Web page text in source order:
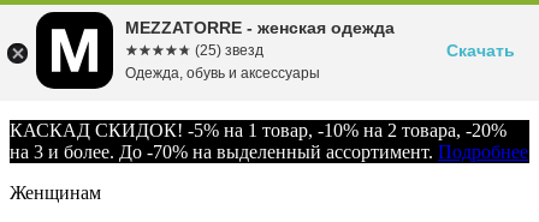
КАСКАД СКИДОК! -5% на 1 товар, -10% на 2 товара, -20%
на 3 и более. До -70% на выделенный ассортимент. Подробнее
Женщинам
MEZZATORRE - женская одежда
☆☆☆☆☆
★★★★★ (25) звезд
Одежда, обувь и аксессуары
Скачать